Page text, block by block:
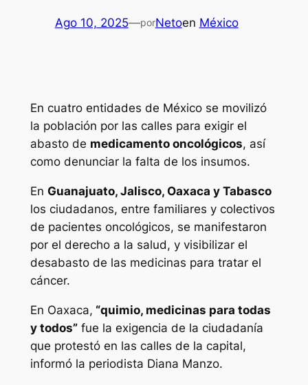
Ago 10, 2025—porNetoen México
En cuatro entidades de México se movilizó
la población por las calles para exigir el
abasto de medicamento oncológicos, así
como denunciar la falta de los insumos.
En Guanajuato, Jalisco, Oaxaca y Tabasco
los ciudadanos, entre familiares y colectivos
de pacientes oncológicos, se manifestaron
por el derecho a la salud, y visibilizar el
desabasto de las medicinas para tratar el
cáncer.
En Oaxaca, “quimio, medicinas para todas
y todos”fue la exigencia de la ciudadanía
que protestó en las calles de la capital,
informó la periodista Diana Manzo.